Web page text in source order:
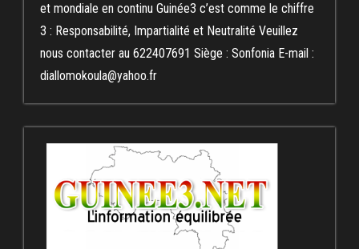
et mondiale en continu Guinée3 c’est comme le chiffre
3 : Responsabilité, Impartialité et Neutralité Veuillez
nous contacter au 622407691 Siège : Sonfonia E-mail :
diallomokoula@yahoo.fr